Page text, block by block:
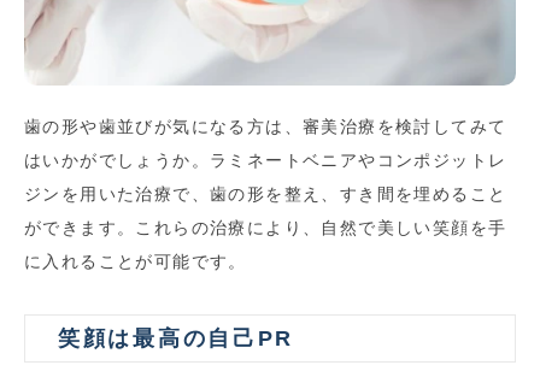
歯の形や歯並びが気になる方は、審美治療を検討してみて
はいかがでしょうか。ラミネートベニアやコンポジットレ
ジンを用いた治療で、歯の形を整え、すき間を埋めること
ができます。これらの治療により、自然で美しい笑顔を手
に入れることが可能です。
笑顔は最高の自己PR